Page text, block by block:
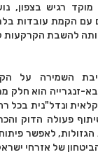
מוקד רגיש בצפון,
עם הקמת עובדות
להשבת הקרקעות
השמירה על
זנגרייה הוא חלק
ונדל"נית בכל
פעולה הדוק
לאפשר פיתוח
של אזרחי